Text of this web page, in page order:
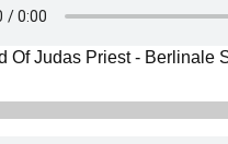
Of Judas Priest - Berlinale